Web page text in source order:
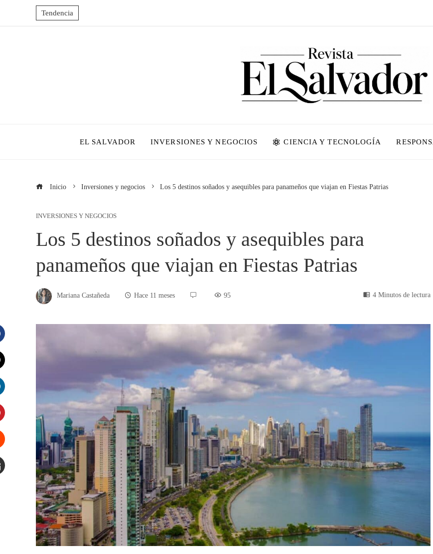
Tendencia
EL SALVADOR INVERSIONES Y NEGOCIOS CIENCIA Y TECNOLOGÍA
Inicio Inversiones y negocios Los 5 destinos soñados y asequibles para panameños que viajan en Fiestas Patrias
INVERSIONES Y NEGOCIOS
Los 5 destinos soñados y asequibles para
panameños que viajan en Fiestas Patrias
Mariana Castañeda Hace 11 meses 95 4 Minutos de lectura